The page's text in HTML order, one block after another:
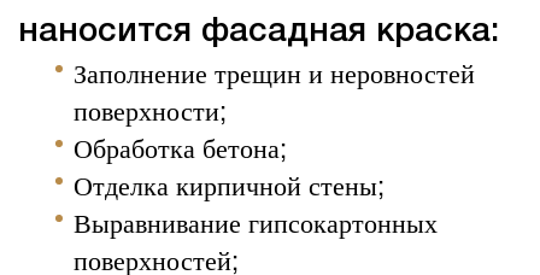
наносится фасадная краска:
Заполнение трещин и неровностей
поверхности;
Обработка бетона;
Отделка кирпичной стены;
Выравнивание гипсокартонных
поверхностей;